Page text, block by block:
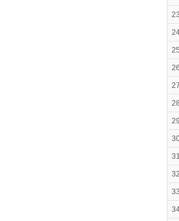
23
25
26
27
28
29
31
32
33